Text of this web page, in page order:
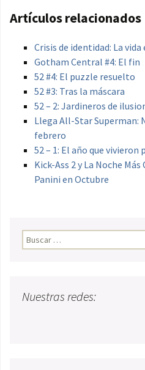
Artículos relacionados
Crisis de identidad: La vida
Gotham Central #4: El fin
52 #4: El puzzle resuelto
52 #3: Tras la máscara
52 – 2: Jardineros de
Llega All-Star Superman:
febrero
52 – 1: El año que
Kick-Ass 2 y La Noche Más
Panini en Octubre
Buscar:
Nuestras redes: